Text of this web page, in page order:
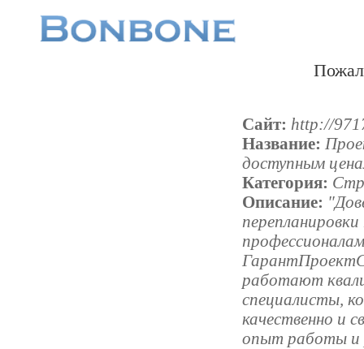
Сайт: http://
Название:
доступным
Категория:
Описание:
работают
специалисты,
качественно и
опыт работы и